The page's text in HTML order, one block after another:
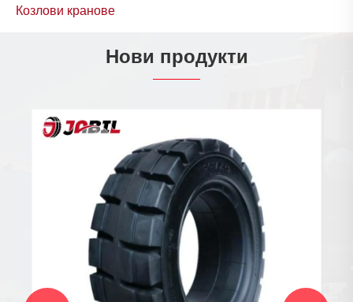
Козлови кранове
Нови продукти